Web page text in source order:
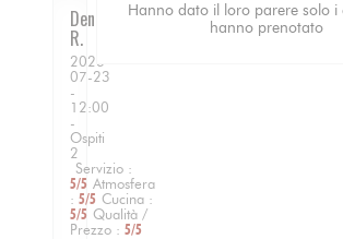
Denis
R
2026-
07-23
-
12:00
-
Ospiti
2
Servizio :
5/5 Atmosfera
: 5/5 Cucina :
5/5 Qualità /
Prezzo : 5/5
Hanno dato il loro parere solo i
hanno prenotato